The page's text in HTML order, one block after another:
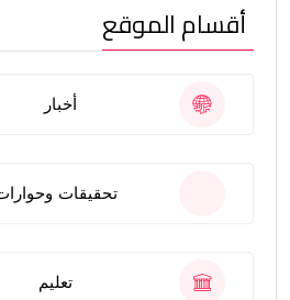
أقسام الموقع
أخبار
تحقيقات
تعليم